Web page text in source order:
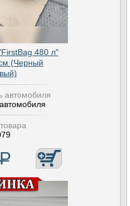
480 л"
(Черный
автомобиля
Р